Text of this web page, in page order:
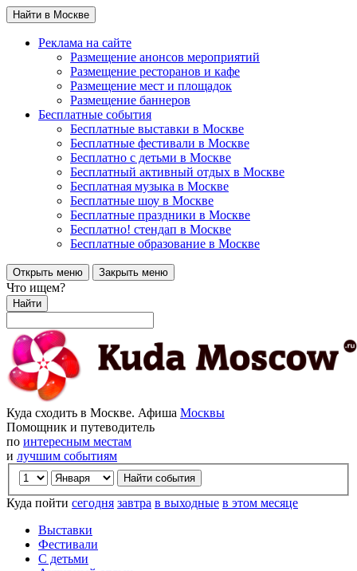
Найти в Москве
Реклама на сайте
Размещение анонсов мероприятий
Размещение ресторанов и кафе
Размещение мест и площадок
Размещение баннеров
Бесплатные события
Бесплатные выставки в Москве
Бесплатные фестивали в Москве
Бесплатно с детьми в Москве
Бесплатный активный отдых в Москве
Бесплатная музыка в Москве
Бесплатные шоу в Москве
Бесплатные праздники в Москве
Бесплатно! стендап в Москве
Бесплатные образование в Москве
Открыть меню Закрыть меню
Что ищем?
Найти
Куда сходить в Москве. Афиша Москвы
Помощник и путеводитель
по интересным местам
и лучшим событиям
Куда пойти сегодня завтра в выходные в этом месяце
Выставки
Фестивали
С детьми